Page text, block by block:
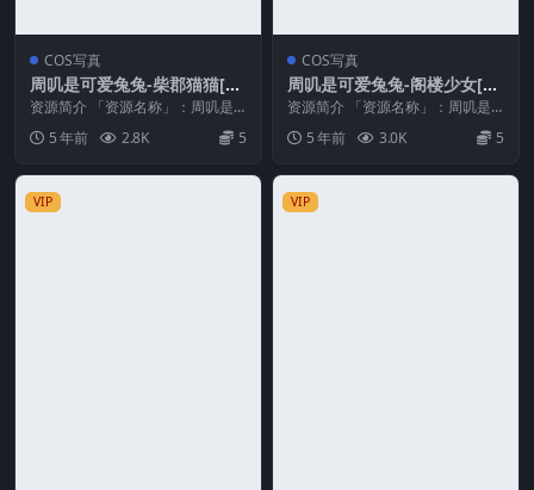
COS写真
周叽是可爱兔兔-柴郡猫猫[35
P/261MB]
资源简介 「资源名称」：周叽是
可爱兔兔-柴郡猫猫[35P/261MB]
「水印说明...
5 年前 2.8K 5
COS写真
周叽是可爱兔兔-阁楼少女[34
P/324MB]
资源简介 「资源名称」：周叽是
可爱兔兔-阁楼少女[34P/324MB]
「水印说明...
5 年前 3.0K 5
VIP VIP